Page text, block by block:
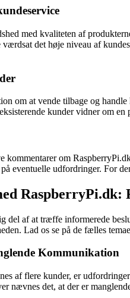
med kvaliteten af
det høje niveau af
om at vende tilbage og
kunder vidner om
kommentarer om
eventuelle udfordringer. For
RaspberryPi.dk:
del af at træffe informerede
Lad os se på de fælles
Kommunikation
af flere kunder, er
nævnes det, at der er